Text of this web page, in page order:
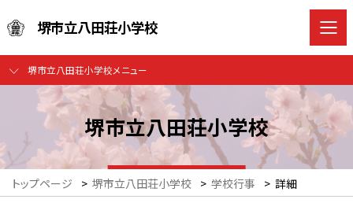
堺市立八田荘小学校
堺市立八田荘小学校メニュー
堺市立八田荘小学校
トップページ > 堺市立八田荘小学校 > 学校行事 > 詳細